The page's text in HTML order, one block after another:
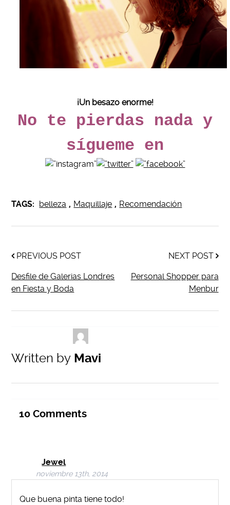
¡Un besazo enorme!
No te pierdas nada y
sígueme en
TAGS: belleza , Maquillaje , Recomendación
PREVIOUS POST
Desfile de Galerias Londres
en Fiesta y Boda
NEXT POST
Personal Shopper para
Menbur
Written by Mavi
10 Comments
Jewel
noviembre 13th, 2014
Que buena pinta tiene todo!